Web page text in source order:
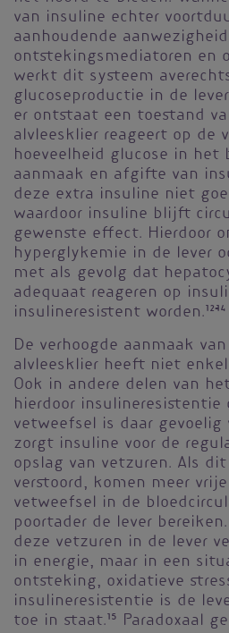
van insuline echter
aanhoudende
ontstekingsmediatoren en
werkt dit systeem
glucoseproductie in de
er ontstaat een toestand
alvleesklier reageert op de
hoeveelheid glucose in het
aanmaak en afgifte van
deze extra insuline niet
waardoor insuline blijft
gewenste effect. Hierdoor
hyperglykemie in de lever
met als gevolg dat
adequaat reageren op
insulineresistent worden.12-14
De verhoogde aanmaak
alvleesklier heeft niet
Ook in andere delen van
hierdoor insulineresistentie
vetweefsel is daar gevoelig
zorgt insuline voor de
opslag van vetzuren. Als
verstoord, komen meer
vetweefsel in de
poortader de lever
deze vetzuren in de lever
in energie, maar in een
ontsteking, oxidatieve
insulineresistentie is de
toe in staat.15 Paradoxaal